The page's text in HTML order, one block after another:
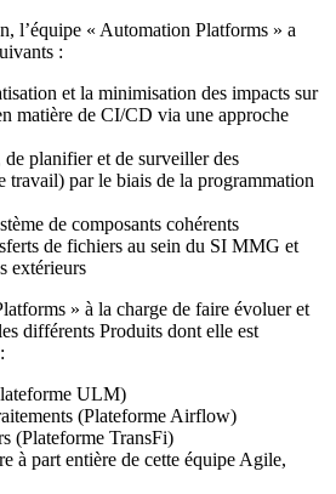
l’équipe « Automation Platforms » a
:
et la minimisation des impacts sur
matière de CI/CD via une approche
de planifier et de surveiller des
par le biais de la programmation
de composants cohérents
de fichiers au sein du SI MMG et
extérieurs
» à la charge de faire évoluer et
différents Produits dont elle est
ULM)
(Plateforme Airflow)
(Plateforme TransFi)
à part entière de cette équipe Agile,